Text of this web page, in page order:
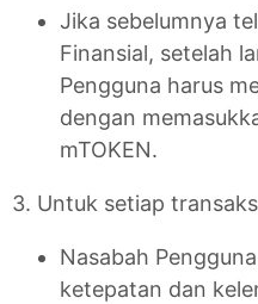
Jika sebelumnya
Finansial, setelah
Pengguna harus
dengan
mTOKEN.
3. Untuk setiap
Nasabah
ketepatan dan